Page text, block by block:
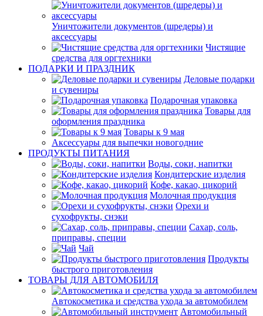
Уничтожители документов (шредеры) и
аксессуары
Чистящие
средства для оргтехники
ПОДАРКИ И ПРАЗДНИК
Деловые подарки
и сувениры
Подарочная упаковка
Товары для
оформления праздника
Товары к 9 мая
Аксессуары для выпечки новогодние
ПРОДУКТЫ ПИТАНИЯ
Воды, соки, напитки
Кондитерские изделия
Кофе, какао, цикорий
Молочная продукция
Орехи и
сухофрукты, снэки
Сахар, соль,
приправы, специи
Чай
Продукты
быстрого приготовления
ТОВАРЫ ДЛЯ АВТОМОБИЛЯ
Автокосметика и средства ухода за автомобилем
Автомобильный